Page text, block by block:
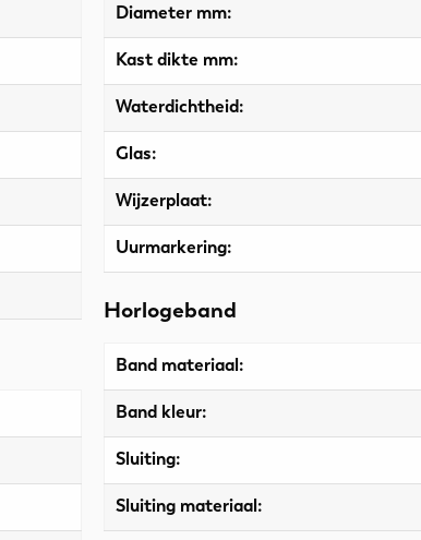
Diameter mm:
Kast dikte mm:
Waterdichtheid:
Glas:
Wijzerplaat:
Uurmarkering:
Horlogeband
Band materiaal:
Band kleur:
Sluiting:
Sluiting materiaal: